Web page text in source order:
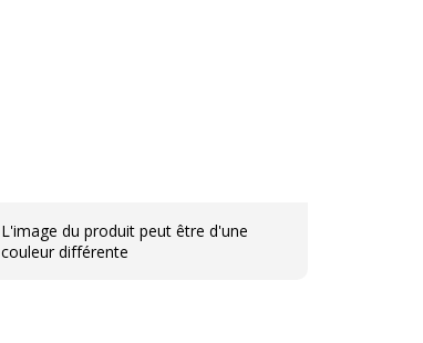
L'image du produit peut être d'une
couleur différente